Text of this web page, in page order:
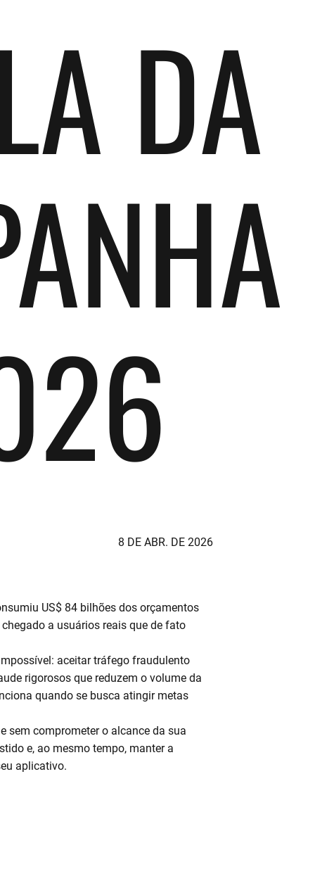
DA
8 DE ABR. DE 2026
US$ 84 bilhões dos orçamentos
a usuários reais que de fato
aceitar tráfego fraudulento
rigorosos que reduzem o volume da
quando se busca atingir metas
sem comprometer o alcance da sua
e, ao mesmo tempo, manter a
aplicativo.